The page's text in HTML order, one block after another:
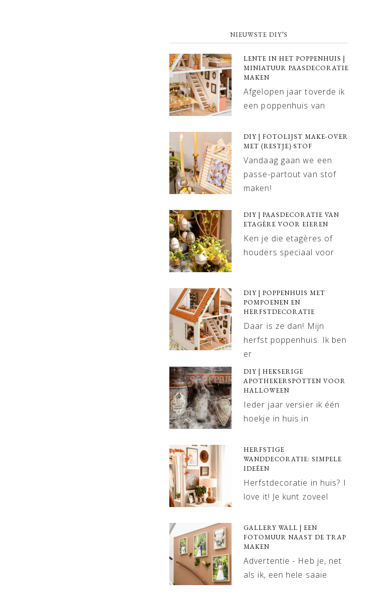
NIEUWSTE DIY’S
LENTE IN HET POPPENHUIS |
MINIATUUR PAASDECORATIE
MAKEN
Afgelopen jaar toverde ik
een poppenhuis van
DIY | FOTOLIJST MAKE-OVER
MET (RESTJE) STOF
Vandaag gaan we een
passe-partout van stof
maken!
DIY | PAASDECORATIE VAN
ETAGÈRE VOOR EIEREN
Ken je die etagères of
houders speciaal voor
DIY | POPPENHUIS MET
POMPOENEN EN
HERFSTDECORATIE
Daar is ze dan! Mijn
herfst poppenhuis. Ik ben
er
DIY | HEKSERIGE
APOTHEKERSPOTTEN VOOR
HALLOWEEN
Ieder jaar versier ik één
hoekje in huis in
HERFSTIGE
WANDDECORATIE: SIMPELE
IDEËEN
Herfstdecoratie in huis? I
love it! Je kunt zoveel
GALLERY WALL | EEN
FOTOMUUR NAAST DE TRAP
MAKEN
Advertentie - Heb je, net
als ik, een hele saaie